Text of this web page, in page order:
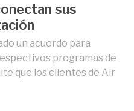
sus
un acuerdo para
programas de
que los clientes de Air